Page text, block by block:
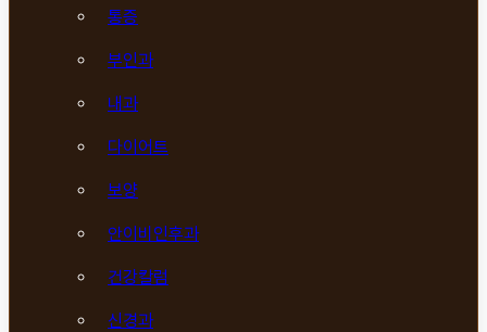
통증
부인과
내과
다이어트
보양
안이비인후과
건강칼럼
신경과